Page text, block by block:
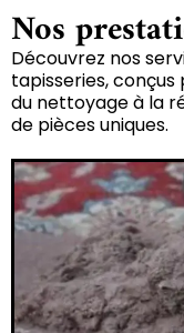
Nos
Découvrez nos
tapisseries,
du nettoyage à la
de pièces uniques.